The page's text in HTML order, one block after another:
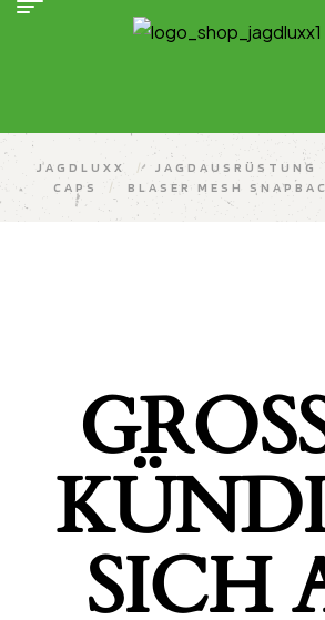
JAGDLUXX / JAGDAUSRÜSTUNG
CAPS
/ BLASER MESH
ICH